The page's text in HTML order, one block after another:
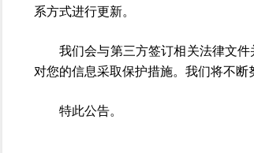
系方式进行更新。
我们会与第三方签订相关法律文
对您的信息采取保护措施。我们将不断
特此公告。